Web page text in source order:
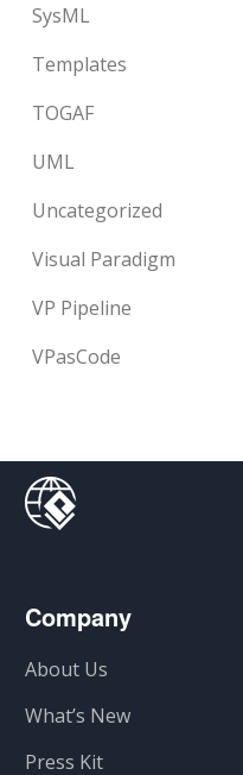
SysML
Templates
TOGAF
UML
Uncategorized
Visual Paradigm
VP Pipeline
VPasCode
Company
About Us
What’s New
Press Kit